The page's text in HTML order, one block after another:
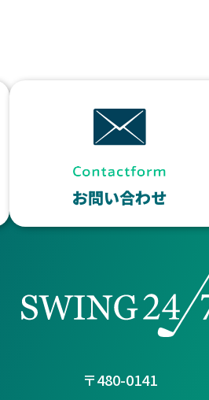
お問い合わせ
〒480-0141